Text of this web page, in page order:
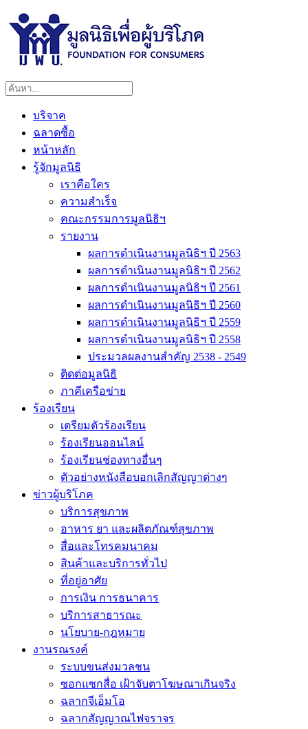
บริจาค
ฉลาดซื้อ
หน้าหลัก
รู้จักมูลนิธิ
เราคือใคร
ความสำเร็จ
คณะกรรมการมูลนิธิฯ
รายงาน
ผลการดำเนินงานมูลนิธิฯ ปี 2563
ผลการดำเนินงานมูลนิธิฯ ปี 2562
ผลการดำเนินงานมูลนิธิฯ ปี 2561
ผลการดำเนินงานมูลนิธิฯ ปี 2560
ผลการดำเนินงานมูลนิธิฯ ปี 2559
ผลการดำเนินงานมูลนิธิฯ ปี 2558
ประมวลผลงานสำคัญ 2538 - 2549
ติดต่อมูลนิธิ
ภาคีเครือข่าย
ร้องเรียน
เตรียมตัวร้องเรียน
ร้องเรียนออนไลน์
ร้องเรียนช่องทางอื่นๆ
ตัวอย่างหนังสือบอกเลิกสัญญาต่างๆ
ข่าวผู้บริโภค
บริการสุขภาพ
อาหาร ยา และผลิตภัณฑ์สุขภาพ
สื่อและโทรคมนาคม
สินค้าและบริการทั่วไป
ที่อยู่อาศัย
การเงิน การธนาคาร
บริการสาธารณะ
นโยบาย-กฎหมาย
งานรณรงค์
ระบบขนส่งมวลชน
ซอกแซกสื่อ เฝ้าจับตาโฆษณาเกินจริง
ฉลากจีเอ็มโอ
ฉลากสัญญาณไฟจราจร